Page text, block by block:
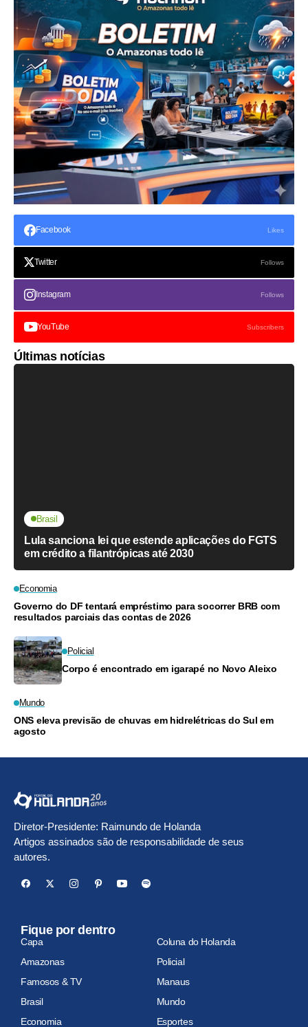
Facebook Likes
Twitter Follows
Instagram Follows
YouTube Subscribers
Últimas notícias
Brasil
Lula sanciona lei que estende aplicações do FGTS
em crédito a filantrópicas até 2030
Economia
Governo do DF tentará empréstimo para socorrer BRB com
resultados parciais das contas de 2026
Policial
Corpo é encontrado em igarapé no Novo Aleixo
Mundo
ONS eleva previsão de chuvas em hidrelétricas do Sul em
agosto
Diretor-Presidente: Raimundo de Holanda
Artigos assinados são de responsabilidade de seus
autores.
Fique por dentro
Capa
Coluna do Holanda
Amazonas
Policial
Famosos & TV
Manaus
Brasil
Mundo
Economia
Esportes